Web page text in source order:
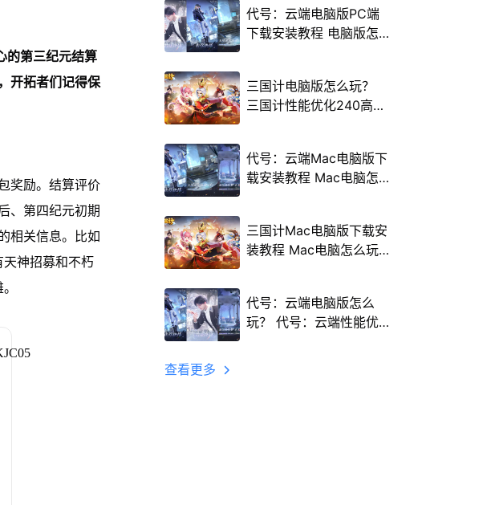
的第三纪元结算
开拓者们记得保
奖励。结算评价
、第四纪元初期
相关信息。比如
神招募和不朽
代号：云端电脑版PC端
下载安装教程 电脑版怎
三国计电脑版怎么玩？
三国计性能优化240高帧
代号：云端Mac电脑版下
载安装教程 Mac电脑怎
三国计Mac电脑版下载安
装教程 Mac电脑怎么玩
代号：云端电脑版怎么
玩？ 代号：云端性能优
查看更多